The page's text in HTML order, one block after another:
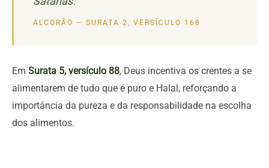
ALCORÃO — SURATA 2, VERSÍCULO 168
Em Surata 5, versículo 88, Deus incentiva os crentes a se
alimentarem de tudo que é puro e Halal, reforçando a
importância da pureza e da responsabilidade na escolha
dos alimentos.